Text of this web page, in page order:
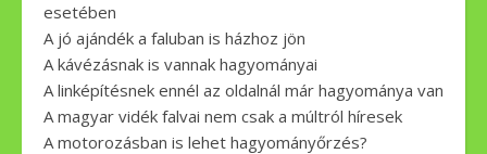
esetében
A jó ajándék a faluban is házhoz jön
A kávézásnak is vannak hagyományai
A linképítésnek ennél az oldalnál már hagyománya van
A magyar vidék falvai nem csak a múltról híresek
A motorozásban is lehet hagyományőrzés?